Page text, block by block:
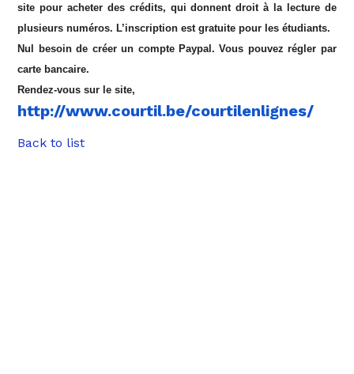
site pour acheter des crédits, qui donnent droit à la lecture de
plusieurs numéros. L’inscription est gratuite pour les étudiants.
Nul besoin de créer un compte Paypal. Vous pouvez régler par
carte bancaire.
Rendez-vous sur le site,
http://www.courtil.be/courtilenlignes/
Back to list